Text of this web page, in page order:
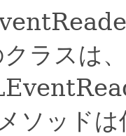
クラスは
ソッド